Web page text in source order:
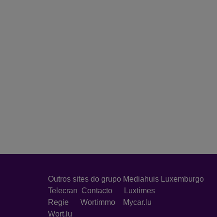
Outros sites do grupo Mediahuis Luxemburgo
Telecran Contacto
Luxtimes
Regie Wortimmo
Mycar.lu
Wort.lu